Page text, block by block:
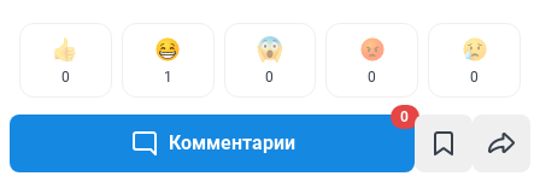
Комментарии
0
0 1 0 0 0